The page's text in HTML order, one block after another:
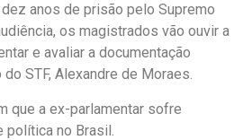
anos de prisão pelo Supremo
os magistrados vão ouvir a
e avaliar a documentação
STF, Alexandre de Moraes.
que a ex-parlamentar sofre
no Brasil.